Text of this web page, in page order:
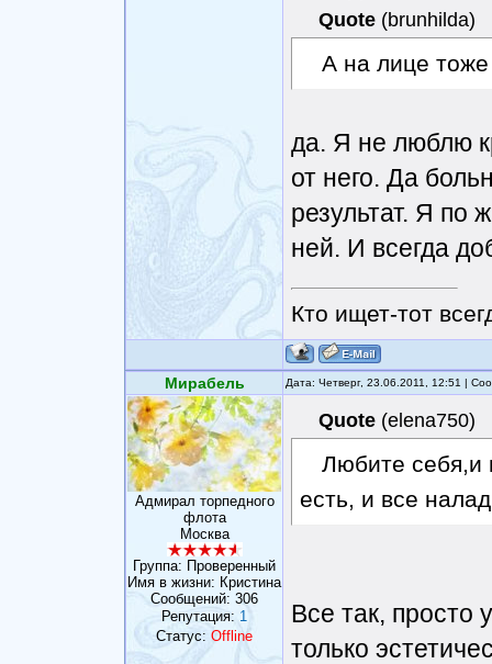
Quote (brunhilda)
А на лице
да. Я не люблю
от него. Да
результат. Я по
ней. И всегда
Кто ищет-тот
Мирабель Дата: Четверг, 23.06.2011, 12:51 |
Адмирал торпедного
флота
Москва
Группа: Проверенный
Имя в жизни: Кристина
Сообщений: 306
Репутация: 1
Статус: Offline
Quote (elena750)
Любите себя,и
есть, и все
Все так, просто
только